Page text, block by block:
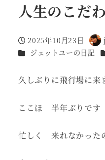
人生のこだ
投稿日
2025年10月23日
著
者
カテゴリー
ジェットユーの日記
久しぶりに飛行場に来
ここほ 半年ぶりです
忙しく 来れなかった